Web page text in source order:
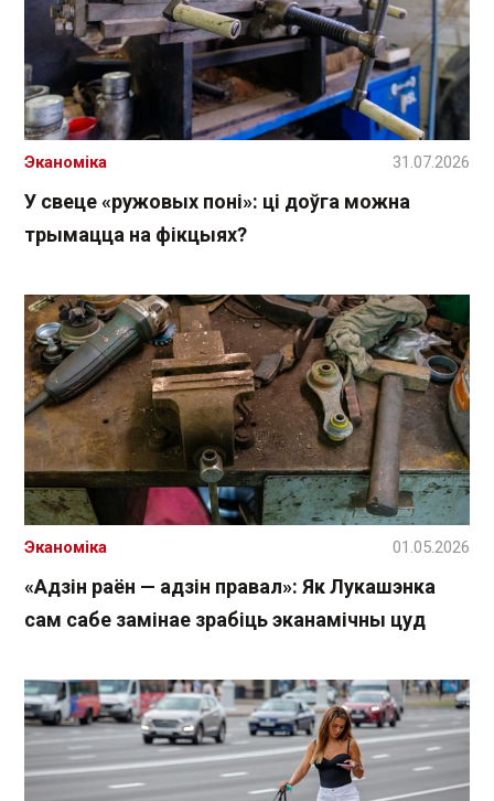
У свеце «ружовых поні»: ці доўга можна
трымацца на фікцыях?
Эканоміка 31.07.2026
«Адзін раён — адзін правал»: Як Лукашэнка
сам сабе замінае зрабіць эканамічны цуд
Эканоміка 01.05.2026